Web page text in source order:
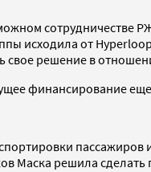
сотрудничестве
исходила от
свое решение в
финансирование
пассажиров
Маска решила